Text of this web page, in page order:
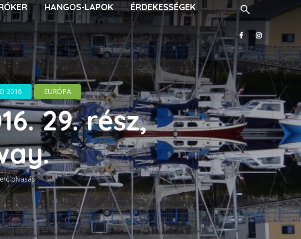
HANGOS-LAPOK ÉRDEKESSÉGEK
2016 EURÓPA
29. rész,
olvasás